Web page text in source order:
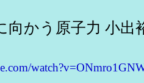
向かう原子力 小